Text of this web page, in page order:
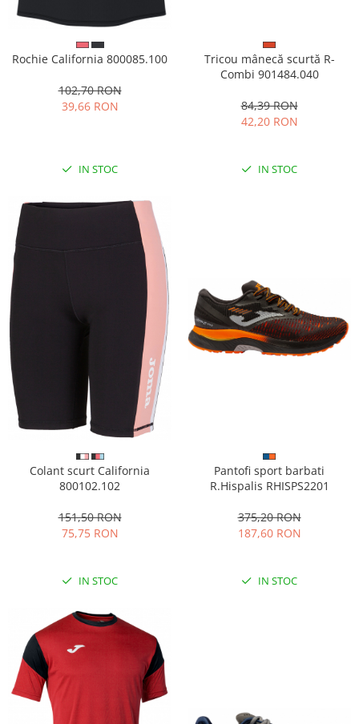
Rochie California 800085.100
102,70 RON
39,66 RON
IN STOC
Tricou mânecă scurtă R-
Combi 901484.040
84,39 RON
42,20 RON
IN STOC
Colant scurt California
800102.102
151,50 RON
75,75 RON
IN STOC
Pantofi sport barbati
R.Hispalis RHISPS2201
375,20 RON
187,60 RON
IN STOC